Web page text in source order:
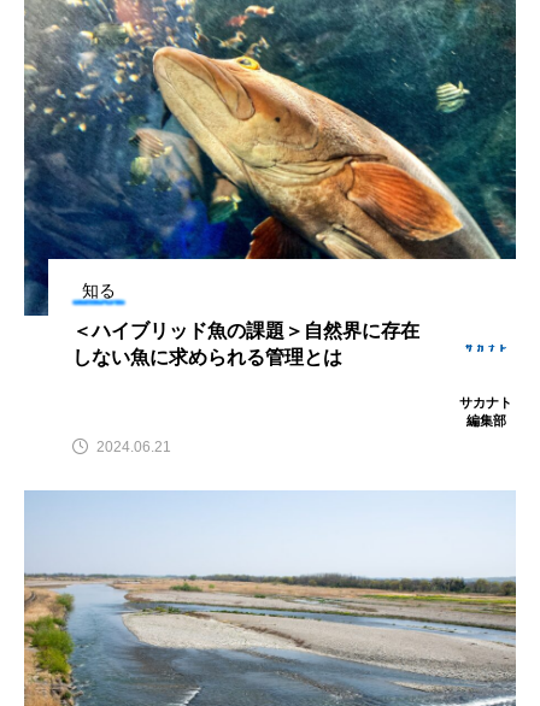
アンコウ イカ イカナゴ イクラ
イッカク イトウ イトヒキアジ
イトヨリダイ イモリ イラスト
イリエワニ イワナ インドネシア
ウツボ ウナギ ウバザメ
ウマヅラハギ ウミウシ エイ
オオグソクムシ
オショロコマ オスカー オタリア
オーストラリア カイエビ カイギュウ
カイロウドウケツ カイワリ
知る
＜ハイブリッド魚の課題＞自然界に存在
しない魚に求められる管理とは
サカナト
編集部
2024.06.21